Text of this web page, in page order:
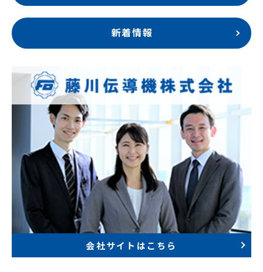
新着情報
会社サイトはこちら